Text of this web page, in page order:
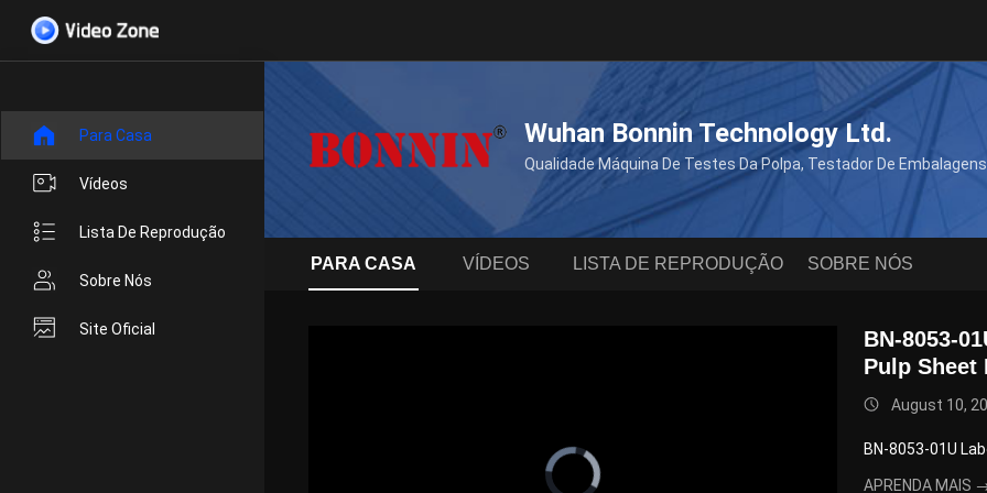
Para Casa
Vídeos
Lista De Reprodução
Sobre Nós
Site Oficial
Wuhan Bonnin Technology Ltd.
Qualidade Máquina De Testes Da Polpa, Testador De
PARA CASA VÍDEOS LISTA DE REPRODUÇÃO SOBRE NÓS
Video
Player
is
BN-8053-
Pulp Sheet
August 10,
BN-8053-01U
APRENDA MAIS